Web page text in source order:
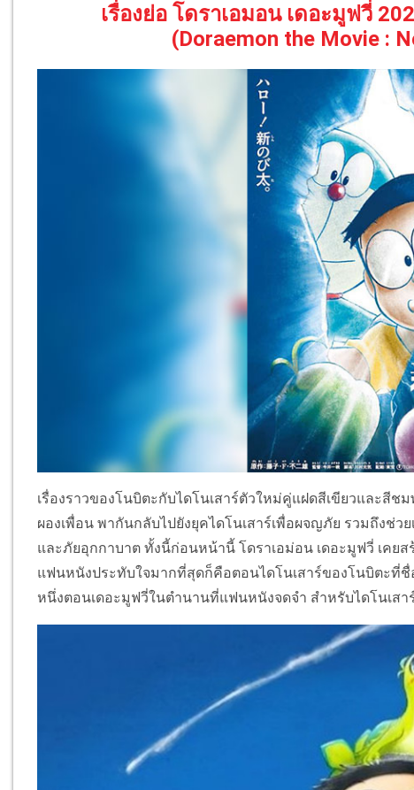
เรื่องย่อ โดราเอมอน เดอะมูฟวี่
(Doraemon the Movie :
เรื่องราวของโนบิตะกับไดโนเสาร์ตัวใหม่คู่แฝดสีเขียวและสี
ผองเพื่อน พากันกลับไปยังยุคไดโนเสาร์เพื่อผจญภัย รวมถึงช่
และภัยอุกกาบาต ทั้งนี้ก่อนหน้านี้ โดราเอม่อน เดอะมูฟวี่ เคยส
แฟนหนังประทับใจมากที่สุดก็คือตอนไดโนเสาร์ของโนบิตะที่
หนึ่งตอนเดอะมูฟวี่ในตำนานที่แฟนหนังจดจำ สำหรับไดโนเส